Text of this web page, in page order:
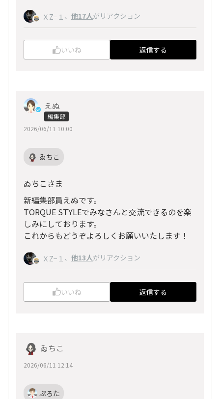
ＸZ−１ 、 他17人がリアクション
いいね 返信する
えぬ
編集部
2026/06/11 10:00
ゐちこ
ゐちこさま
新編集部員えぬです。
TORQUE STYLEでみなさんと交流できるのを楽
しみにしております。
これからもどうぞよろしくお願いいたします！
ＸZ−１ 、 他13人がリアクション
いいね 返信する
ゐちこ
2026/06/11 12:14
ぷろた